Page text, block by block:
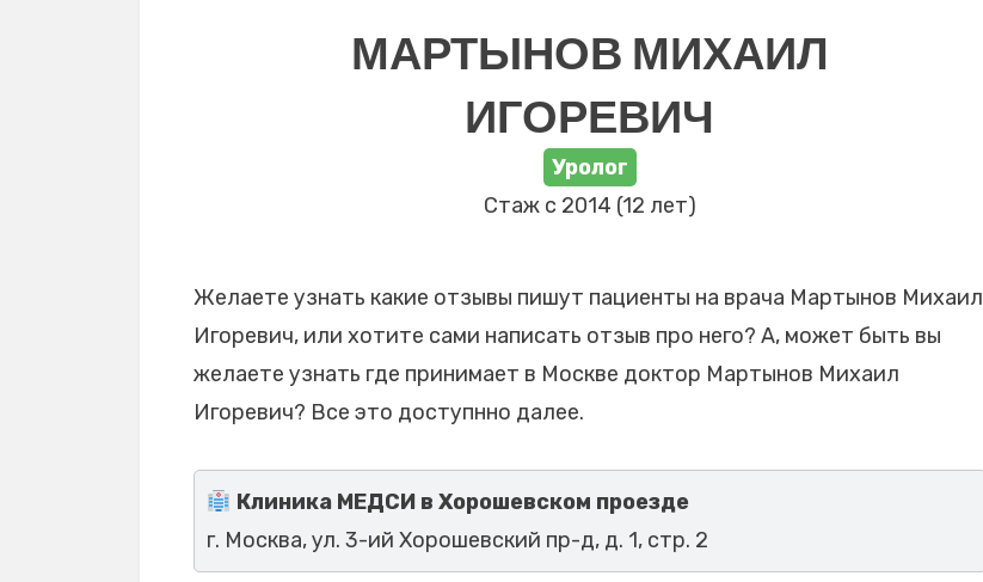
МАРТЫНОВ МИХАИЛ
ИГОРЕВИЧ
Уролог
Стаж с 2014 (12 лет)
Желаете узнать какие отзывы пишут пациенты на врача Мартынов Михаил
Игоревич, или хотите сами написать отзыв про него? А, может быть вы
желаете узнать где принимает в Москве доктор Мартынов Михаил
Игоревич? Все это доступнно далее.
Клиника МЕДСИ в Хорошевском проезде
г. Москва, ул. 3-ий Хорошевский пр-д, д. 1, стр. 2